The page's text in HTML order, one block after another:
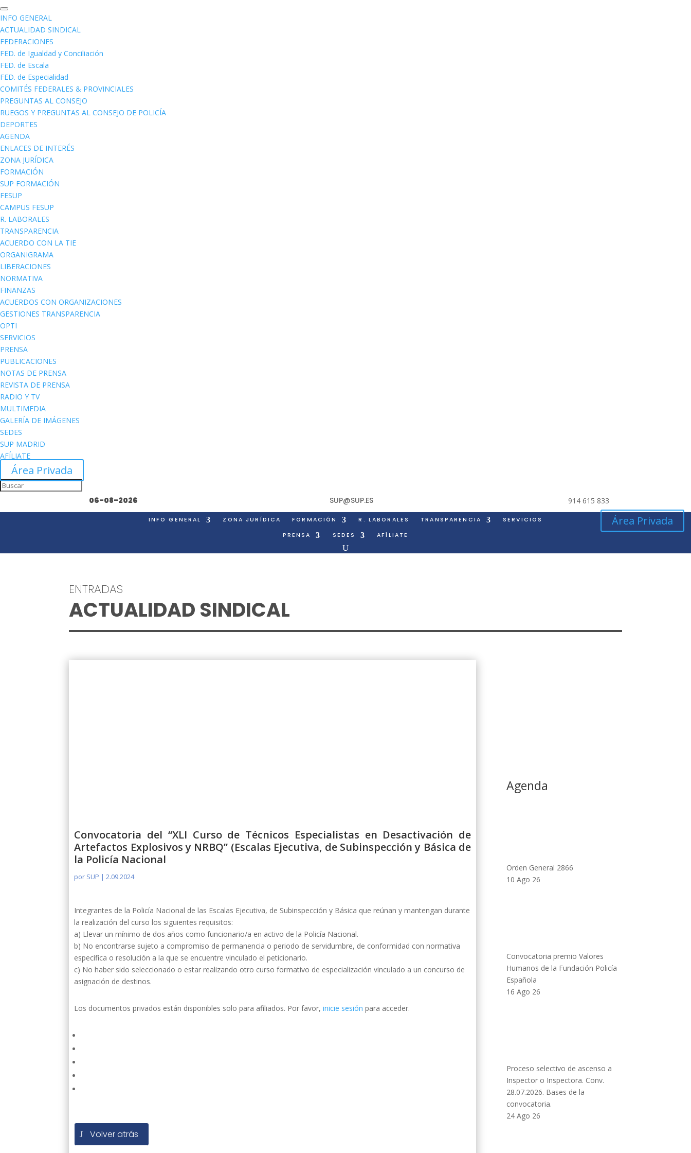
INFO GENERAL
ACTUALIDAD SINDICAL
FEDERACIONES
FED. de Igualdad y Conciliación
FED. de Escala
FED. de Especialidad
COMITÉS FEDERALES & PROVINCIALES
PREGUNTAS AL CONSEJO
RUEGOS Y PREGUNTAS AL CONSEJO DE POLICÍA
DEPORTES
AGENDA
ENLACES DE INTERÉS
ZONA JURÍDICA
FORMACIÓN
SUP FORMACIÓN
FESUP
CAMPUS FESUP
R. LABORALES
TRANSPARENCIA
ACUERDO CON LA TIE
ORGANIGRAMA
LIBERACIONES
NORMATIVA
FINANZAS
ACUERDOS CON ORGANIZACIONES
GESTIONES TRANSPARENCIA
OPTI
SERVICIOS
PRENSA
PUBLICACIONES
NOTAS DE PRENSA
REVISTA DE PRENSA
RADIO Y TV
MULTIMEDIA
GALERÍA DE IMÁGENES
SEDES
SUP MADRID
AFÍLIATE
Área Privada
06-08-2026 SUP@SUP.ES 914 615 833
INFO GENERAL ZONA JURÍDICA FORMACIÓN R. LABORALES TRANSPARENCIA
SERVICIOS
PRENSA
SEDES AFÍLIATE
Área Privada
ENTRADAS
ACTUALIDAD SINDICAL
Convocatoria del “XLI Curso de Técnicos Especialistas en Desactivación de
Artefactos Explosivos y NRBQ” (Escalas Ejecutiva, de Subinspección y Básica de
la Policía Nacional
por SUP |2.09.2024
Integrantes de la Policía Nacional de las Escalas Ejecutiva, de Subinspección y Básica que reúnan y mantengan durante
la realización del curso los siguientes requisitos:
a) Llevar un mínimo de dos años como funcionario/a en activo de la Policía Nacional.
b) No encontrarse sujeto a compromiso de permanencia o periodo de servidumbre, de conformidad con normativa
específica o resolución a la que se encuentre vinculado el peticionario.
c) No haber sido seleccionado o estar realizando otro curso formativo de especialización vinculado a un concurso de
asignación de destinos.
Los documentos privados están disponibles solo para afiliados. Por favor,inicie sesión para acceder.
Volver atrás
Agenda
Orden General 2866
10 Ago 26
Convocatoria premio Valores
Humanos de la Fundación Policía
Española
16 Ago 26
Proceso selectivo de ascenso a
Inspector o Inspectora. Conv.
28.07.2026. Bases de la
convocatoria.
24 Ago 26